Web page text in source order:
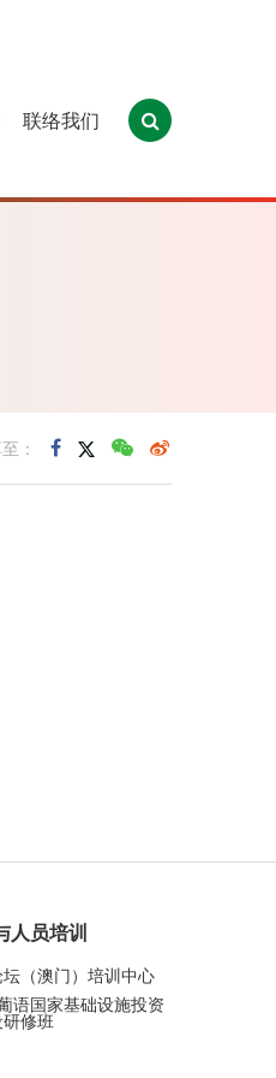
比 东帝汶
联络我们
：
人员培训
（澳门）培训中心
语国家基础设施投资
修班